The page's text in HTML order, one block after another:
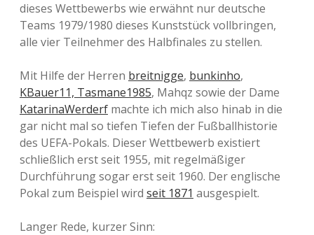
dieses Wettbewerbs wie erwähnt nur deutsche
Teams 1979/1980 dieses Kunststück vollbringen,
alle vier Teilnehmer des Halbfinales zu stellen.
Mit Hilfe der Herren breitnigge, bunkinho,
KBauer11, Tasmane1985, Mahqz sowie der Dame
KatarinaWerderf machte ich mich also hinab in die
gar nicht mal so tiefen Tiefen der Fußballhistorie
des UEFA-Pokals. Dieser Wettbewerb existiert
schließlich erst seit 1955, mit regelmäßiger
Durchführung sogar erst seit 1960. Der englische
Pokal zum Beispiel wird seit 1871 ausgespielt.
Langer Rede, kurzer Sinn: